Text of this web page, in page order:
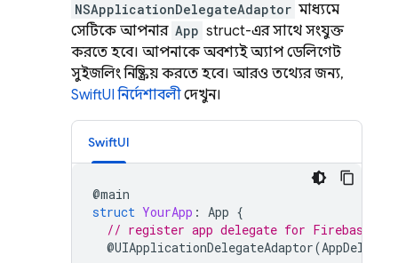
NSApplicationDelegateAdaptor মাধ্যমে
সেটিকে আপনার App struct-এর সাথে সংযুক্ত
করতে হবে। আপনাকে অবশ্যই অ্যাপ ডেলিগেট
সুইজলিং নিষ্ক্রিয় করতে হবে। আরও তথ্যের জন্য,
SwiftUI নির্দেশাবলীদেখুন।
SwiftUI
@main
struct YourApp : App {
// register app delegate for Firebase
@UIApplicationDelegateAdaptor(